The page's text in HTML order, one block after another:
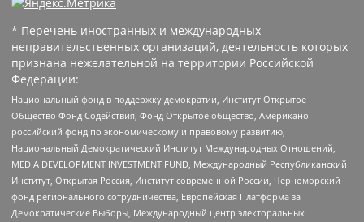
* Перечень иностранных и международных
неправительственных организаций, деятельность которых
признана нежелательной на территории Российской
Федерации:
Национальный фонд в поддержку демократии, Институт Открытое
Общество Фонд Содействия, Фонд Открытое общество, Американо-
российский фонд по экономическому и правовому развитию,
Национальный Демократический Институт Международных Отношений,
MEDIA DEVELOPMENT INVESTMENT FUND, Международный Республиканский
Институт, Открытая Россия, Институт современной России, Черноморский
фонд регионального сотрудничества, Европейская Платформа за
Демократические Выборы, Международный центр электоральных